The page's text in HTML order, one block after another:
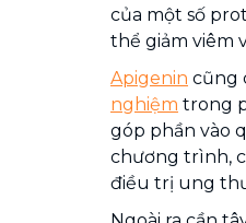
của một số
thể giảm viêm
Apigenin cũng
nghiệm trong
góp phần vào
chương trình,
điều trị ung